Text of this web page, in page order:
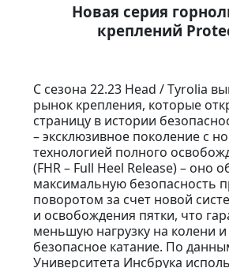
Новая серия
креплений
С сезона 22.23 Head / Tyrolia
рынок крепления, которые
страницу в истории
– эксклюзивное поколение с
технологией полного
(FHR – Full Heel Release) – оно
максимальную безопасность
поворотом за счет новой
и освобождения пятки, что
меньшую нагрузку на колени
безопасное катание. По
Университета Инсбрука